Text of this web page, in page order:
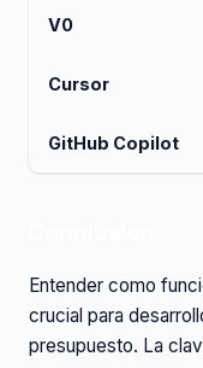
V0
Cursor
GitHub Copilot
Entender como
crucial para
presupuesto. La